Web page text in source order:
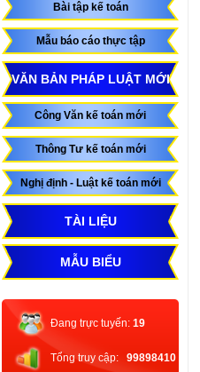
Bài tập kế toán
Mẫu báo cáo thực tập
VĂN BẢN PHÁP LUẬT MỚI
Công Văn kế toán mới
Thông Tư kế toán mới
Nghị định - Luật kế toán mới
TÀI LIỆU
MẪU BIỂU
Đang trực tuyến: 19
Tổng truy cập: 99898410